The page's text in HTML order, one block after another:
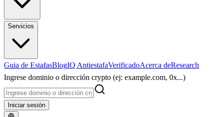
Servicios
Guia de EstafasBlogIQ AntiestafaVerificadoAcerca deResearch
Ingrese dominio o dirección crypto (ej: example.com, 0x...)
Iniciar sesión